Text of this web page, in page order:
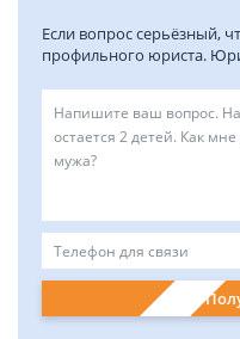
Если вопрос серьёзный,
профильного юриста.